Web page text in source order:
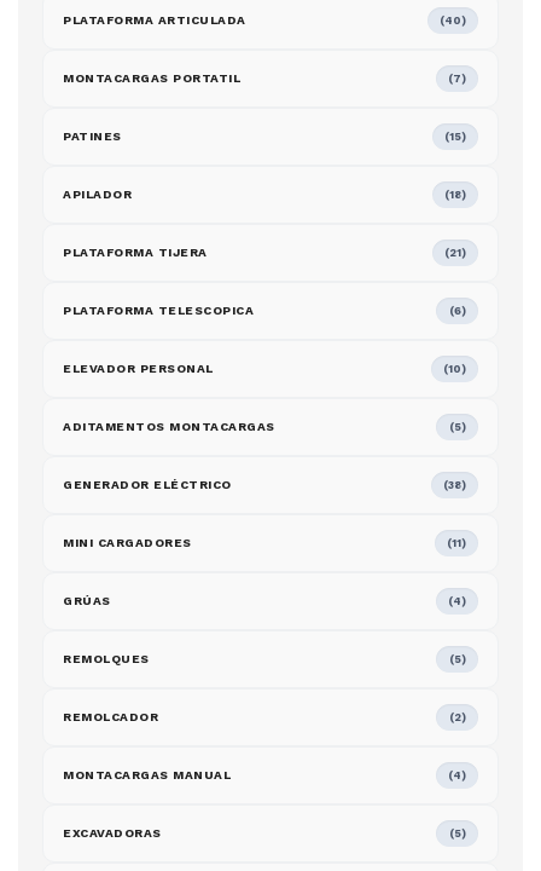
PLATAFORMA ARTICULADA (40)
MONTACARGAS PORTATIL (7)
PATINES (15)
APILADOR (18)
PLATAFORMA TIJERA (21)
PLATAFORMA TELESCOPICA (6)
ELEVADOR PERSONAL (10)
ADITAMENTOS MONTACARGAS (5)
GENERADOR ELÉCTRICO (38)
MINI CARGADORES (11)
GRÚAS (4)
REMOLQUES (5)
REMOLCADOR (2)
MONTACARGAS MANUAL (4)
EXCAVADORAS (5)